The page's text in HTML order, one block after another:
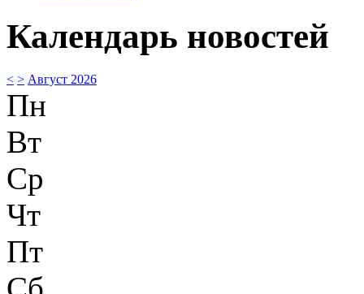
Календарь новостей
< > Август 2026
Пн
Вт
Ср
Чт
Пт